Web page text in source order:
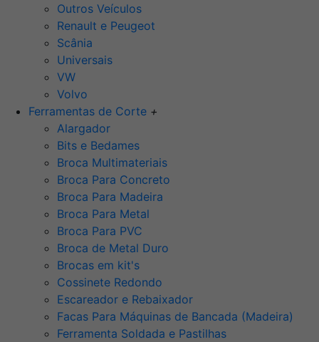
Outros Veículos
Renault e Peugeot
Scânia
Universais
VW
Volvo
Ferramentas de Corte +
Alargador
Bits e Bedames
Broca Multimateriais
Broca Para Concreto
Broca Para Madeira
Broca Para Metal
Broca Para PVC
Broca de Metal Duro
Brocas em kit's
Cossinete Redondo
Escareador e Rebaixador
Facas Para Máquinas de Bancada (Madeira)
Ferramenta Soldada e Pastilhas